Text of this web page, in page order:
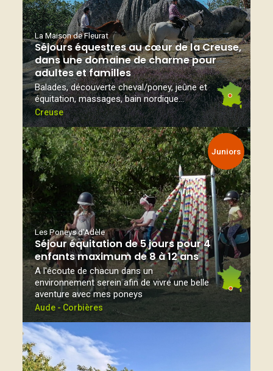
La Maison de Fleurat
Séjours équestres au cœur de la Creuse,
dans une domaine de charme pour
adultes et familles
Balades, découverte cheval/poney, jeûne et
équitation, massages, bain nordique...
Creuse
Juniors
Les Poneys d'Adèle
Séjour équitation de 5 jours pour 4
enfants maximum de 8 à 12 ans
A l'écoute de chacun dans un
environnement serein afin de vivre une belle
aventure avec mes poneys
Aude - Corbières